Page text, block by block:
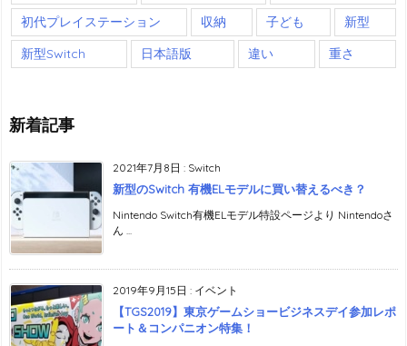
初代プレイステーション
収納 子ども
新型
新型Switch
日本語版 違い 重さ
新着記事
2021年7月8日 : Switch
新型のSwitch 有機ELモデルに買い替えるべき？
Nintendo Switch有機ELモデル特設ページより Nintendoさ
ん ...
2019年9月15日 : イベント
【TGS2019】東京ゲームショービジネスデイ参加レポ
ート＆コンパニオン特集！